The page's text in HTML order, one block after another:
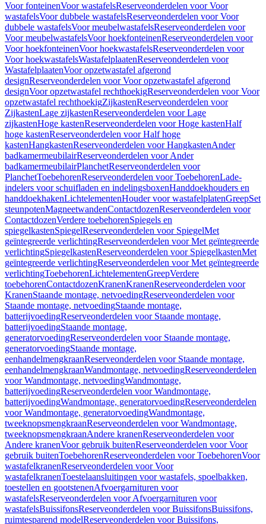
Voor fonteinenVoor wastafelsReserveonderdelen voor Voor
wastafelsVoor dubbele wastafelsReserveonderdelen voor Voor
dubbele wastafelsVoor meubelwastafelsReserveonderdelen voor
Voor meubelwastafelsVoor hoekfonteinenReserveonderdelen voor
Voor hoekfonteinenVoor hoekwastafelsReserveonderdelen voor
Voor hoekwastafelsWastafelplaatenReserveonderdelen voor
WastafelplaatenVoor opzetwastafel afgerond
designReserveonderdelen voor Voor opzetwastafel afgerond
designVoor opzetwastafel rechthoekigReserveonderdelen voor Voor
opzetwastafel rechthoekigZijkastenReserveonderdelen voor
ZijkastenLage zijkastenReserveonderdelen voor Lage
zijkastenHoge kastenReserveonderdelen voor Hoge kastenHalf
hoge kastenReserveonderdelen voor Half hoge
kastenHangkastenReserveonderdelen voor HangkastenAnder
badkamermeubilairReserveonderdelen voor Ander
badkamermeubilairPlanchetReserveonderdelen voor
PlanchetToebehorenReserveonderdelen voor ToebehorenLade-
indelers voor schuifladen en indelingsboxenHanddoekhouders en
handdoekhakenLichtelementenHouder voor wastafelplatenGreepSet
steunpotenMagneetwandenContactdozenReserveonderdelen voor
ContactdozenVerdere toebehorenSpiegels en
spiegelkastenSpiegelReserveonderdelen voor SpiegelMet
geïntegreerde verlichtingReserveonderdelen voor Met geïntegreerde
verlichtingSpiegelkastenReserveonderdelen voor SpiegelkastenMet
geïntegreerde verlichtingReserveonderdelen voor Met geïntegreerde
verlichtingToebehorenLichtelementenGreepVerdere
toebehorenContactdozenKranenKranenReserveonderdelen voor
KranenStaande montage, netvoedingReserveonderdelen voor
Staande montage, netvoedingStaande montage,
batterijvoedingReserveonderdelen voor Staande montage,
batterijvoedingStaande montage,
generatorvoedingReserveonderdelen voor Staande montage,
generatorvoedingStaande montage,
eenhandelmengkraanReserveonderdelen voor Staande montage,
eenhandelmengkraanWandmontage, netvoedingReserveonderdelen
voor Wandmontage, netvoedingWandmontage,
batterijvoedingReserveonderdelen voor Wandmontage,
batterijvoedingWandmontage, generatorvoedingReserveonderdelen
voor Wandmontage, generatorvoedingWandmontage,
tweeknopsmengkraanReserveonderdelen voor Wandmontage,
tweeknopsmengkraanAndere kranenReserveonderdelen voor
Andere kranenVoor gebruik buitenReserveonderdelen voor Voor
gebruik buitenToebehorenReserveonderdelen voor ToebehorenVoor
wastafelkranenReserveonderdelen voor Voor
wastafelkranenToestelaansluitingen voor wastafels, spoelbakken,
toestellen en gootstenenAfvoergarnituren voor
wastafelsReserveonderdelen voor Afvoergarnituren voor
wastafelsBuissifonsReserveonderdelen voor BuissifonsBuissifons,
ruimtesparend modelReserveonderdelen voor Buissifons,